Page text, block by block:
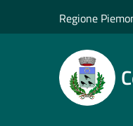
Regione